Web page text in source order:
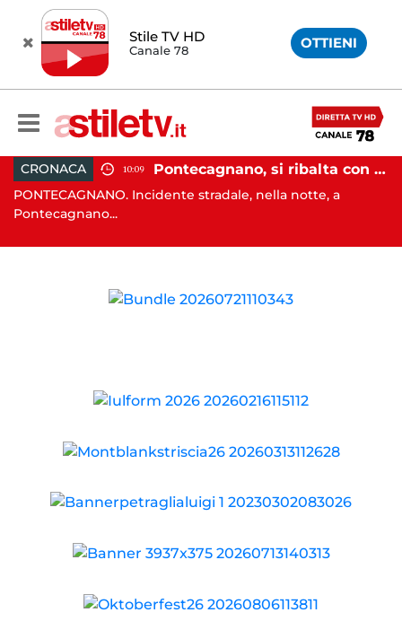
Stile TV HD
Canale 78 OTTIENI
CRONACA 10:09 Pontecagnano, si ribalta con l'auto alla rotatoria: giovane ferito
PONTECAGNANO. Incidente stradale, nella notte, a
Pontecagnano...